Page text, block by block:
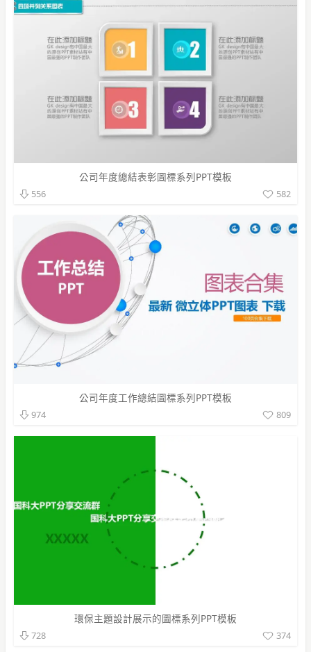
公司年度總結表彰圖標系列PPT模板
556 582
公司年度工作總結圖標系列PPT模板
974 809
環保主題設計展示的圖標系列PPT模板
728 374